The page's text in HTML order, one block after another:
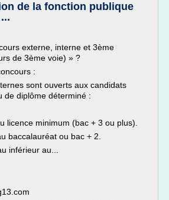
de la fonction publique
externe, interne et 3ème
de 3ème voie) » ?
:
sont ouverts aux candidats
de diplôme déterminé :
licence minimum (bac + 3 ou plus).
baccalauréat ou bac + 2.
inférieur au...